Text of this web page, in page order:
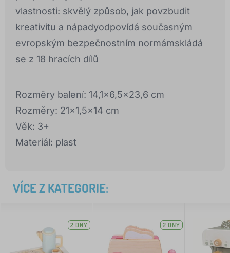
vlastnosti: skvělý způsob, jak povzbudit
kreativitu a nápadyodpovídá současným
evropským bezpečnostním normámskládá
se z 18 hracích dílů
Rozměry balení: 14,1x6,5x23,6 cm
Rozměry: 21x1,5x14 cm
Věk: 3+
Materiál: plast
VÍCE Z KATEGORIE:
2 DNY 2 DNY